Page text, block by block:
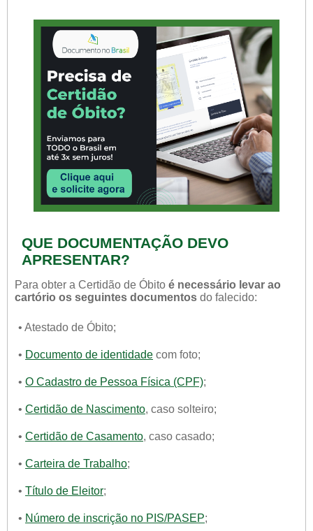
QUE DOCUMENTAÇÃO DEVO
APRESENTAR?
Para obter a Certidão de Óbito é necessário levar ao
cartório os seguintes documentos do falecido:
• Atestado de Óbito;
• Documento de identidade com foto;
• O Cadastro de Pessoa Física (CPF);
• Certidão de Nascimento, caso solteiro;
• Certidão de Casamento, caso casado;
• Carteira de Trabalho;
• Título de Eleitor;
• Número de inscrição no PIS/PASEP;